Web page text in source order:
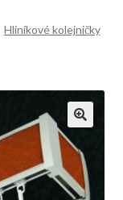
Hliníkové kolejničky